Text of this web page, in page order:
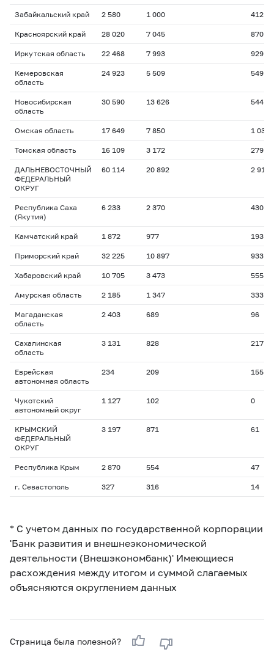
Забайкальский край 2 580 1 000 412
Красноярский край 28 020 7 045 870
Иркутская область 22 468 7 993 929
Кемеровская
область
24 923 5 509 549
Новосибирская
область
30 590 13 626 544
Омская область 17 649 7 850 1 030
Томская область 16 109 3 172 279
ДАЛЬНЕВОСТОЧНЫЙ
ФЕДЕРАЛЬНЫЙ
ОКРУГ
60 114 20 892 2 911
Республика Саха
(Якутия)
6 233 2 370 430
Камчатский край 1 872 977 193
Приморский край 32 225 10 897 933
Хабаровский край 10 705 3 473 555
Амурская область 2 185 1 347 333
Магаданская
область
2 403 689 96
Сахалинская
область
3 131 828 217
Еврейская
автономная область
234 209 155
Чукотский
автономный округ
1 127 102 0
КРЫМСКИЙ
ФЕДЕРАЛЬНЫЙ
ОКРУГ
3 197 871 61
Республика Крым 2 870 554 47
г. Севастополь 327 316 14
* С учетом данных по государственной корпорации
'Банк развития и внешнеэкономической
деятельности (Внешэкономбанк)' Имеющиеся
расхождения между итогом и суммой слагаемых
объясняются округлением данных
Страница была полезной?